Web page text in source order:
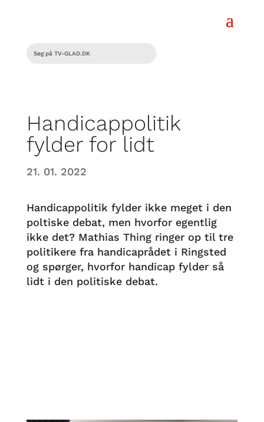
Handicappolitik
fylder for lidt
21. 01. 2022
Handicappolitik fylder ikke meget i den
poltiske debat, men hvorfor egentlig
ikke det? Mathias Thing ringer op til tre
politikere fra handicaprådet i Ringsted
og spørger, hvorfor handicap fylder så
lidt i den politiske debat.